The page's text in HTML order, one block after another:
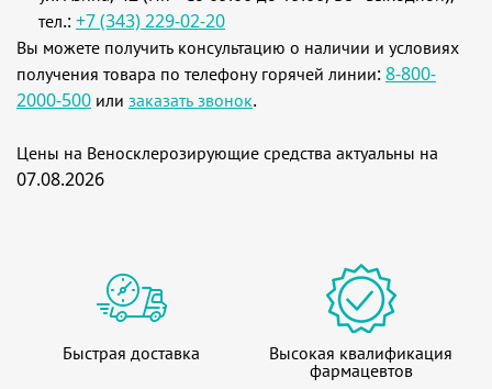
тел.: +7 (343) 229-02-20
Вы можете получить консультацию о наличии и условиях
получения товара по телефону горячей линии: 8-800-
2000-500 или заказать звонок.
Цены на Веносклерозирующие средства актуальны на
07.08.2026
Быстрая доставка Высокая квалификация
фармацевтов